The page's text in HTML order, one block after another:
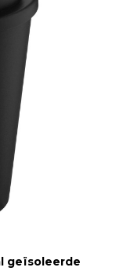
geïsoleerde